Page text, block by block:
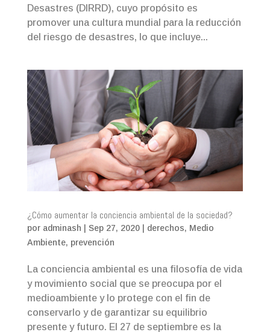
Desastres (DIRRD), cuyo propósito es
promover una cultura mundial para la reducción
del riesgo de desastres, lo que incluye...
¿Cómo aumentar la conciencia ambiental de la sociedad?
por adminash Sep 27, 2020| derechos, Medio
Ambiente, prevención
La conciencia ambiental es una filosofía de vida
y movimiento social que se preocupa por el
medioambiente y lo protege con el fin de
conservarlo y de garantizar su equilibrio
presente y futuro. El 27 de septiembre es la